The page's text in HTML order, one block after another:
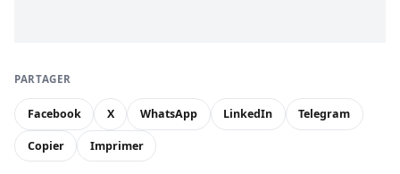
PARTAGER
Facebook X WhatsApp LinkedIn Telegram
Copier Imprimer